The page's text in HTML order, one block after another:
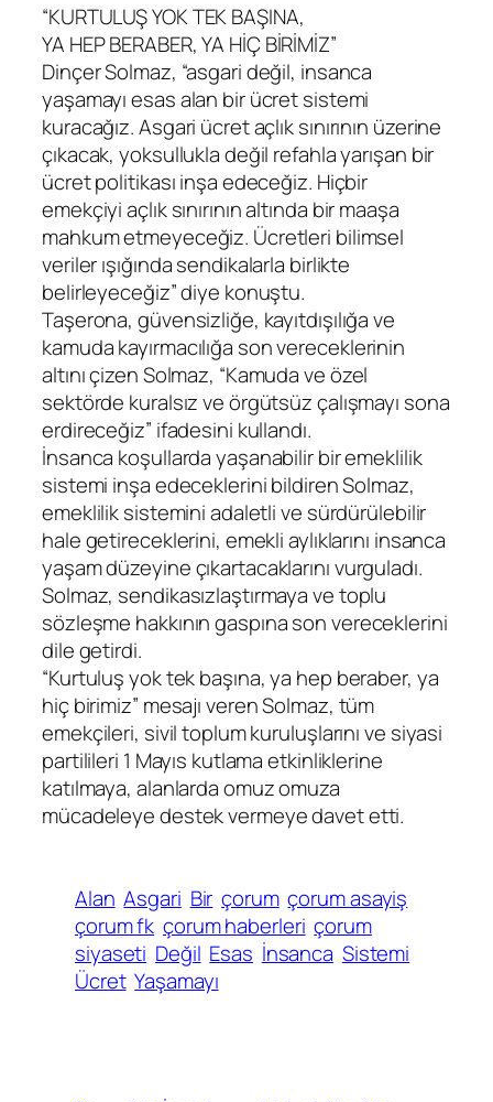
“KURTULUŞ YOK TEK BAŞINA,
YA HEP BERABER, YA HİÇ BİRİMİZ”
Dinçer Solmaz, “asgari değil, insanca
yaşamayı esas alan bir ücret sistemi
kuracağız. Asgari ücret açlık sınırının üzerine
çıkacak, yoksullukla değil refahla yarışan bir
ücret politikası inşa edeceğiz. Hiçbir
emekçiyi açlık sınırının altında bir maaşa
mahkum etmeyeceğiz. Ücretleri bilimsel
veriler ışığında sendikalarla birlikte
belirleyeceğiz” diye konuştu.
Taşerona, güvensizliğe, kayıtdışılığa ve
kamuda kayırmacılığa son vereceklerinin
altını çizen Solmaz, “Kamuda ve özel
sektörde kuralsız ve örgütsüz çalışmayı sona
erdireceğiz” ifadesini kullandı.
İnsanca koşullarda yaşanabilir bir emeklilik
sistemi inşa edeceklerini bildiren Solmaz,
emeklilik sistemini adaletli ve sürdürülebilir
hale getireceklerini, emekli aylıklarını insanca
yaşam düzeyine çıkartacaklarını vurguladı.
Solmaz, sendikasızlaştırmaya ve toplu
sözleşme hakkının gaspına son vereceklerini
dile getirdi.
“Kurtuluş yok tek başına, ya hep beraber, ya
hiç birimiz” mesajı veren Solmaz, tüm
emekçileri, sivil toplum kuruluşlarını ve siyasi
partilileri 1 Mayıs kutlama etkinliklerine
katılmaya, alanlarda omuz omuza
mücadeleye destek vermeye davet etti.
Alan Asgari Bir çorum çorum asayiş
çorum fk çorum haberleri çorum
siyaseti Değil Esas İnsanca Sistemi
Ücret Yaşamayı